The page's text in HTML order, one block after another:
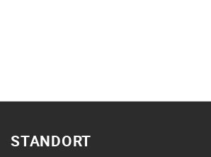
STANDORT